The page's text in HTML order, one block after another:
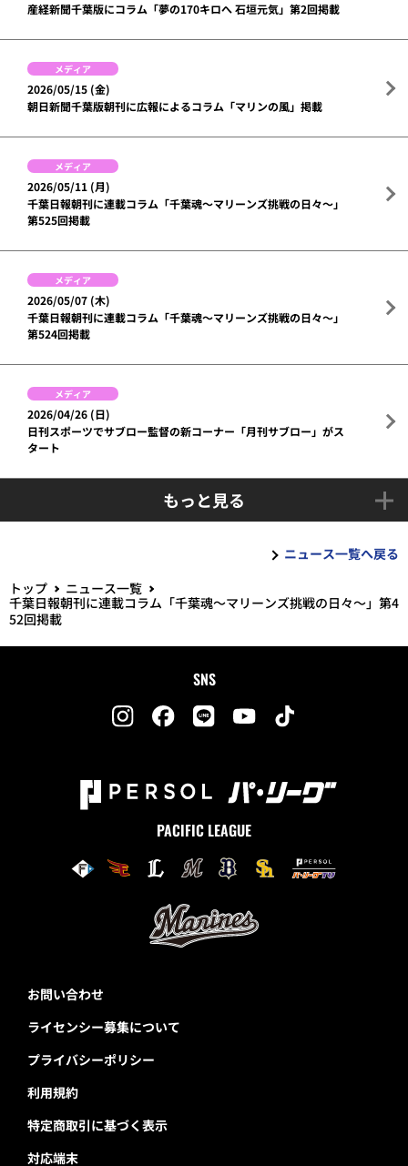
産経新聞千葉版にコラム「夢の170キロへ 石垣元気」第2回掲載
メディア
2026/05/15 (金)
朝日新聞千葉版朝刊に広報によるコラム「マリンの風」掲載
メディア
2026/05/11 (月)
千葉日報朝刊に連載コラム「千葉魂～マリーンズ挑戦の日々～」
第525回掲載
メディア
2026/05/07 (木)
千葉日報朝刊に連載コラム「千葉魂～マリーンズ挑戦の日々～」
第524回掲載
メディア
2026/04/26 (日)
日刊スポーツでサブロー監督の新コーナー「月刊サブロー」がス
タート
もっと見る
ニュース一覧へ戻る
トップ
ニュース一覧
千葉日報朝刊に連載コラム「千葉魂～マリーンズ挑戦の日々～」第4
52回掲載
SNS
PACIFIC LEAGUE
お問い合わせ
ライセンシー募集について
プライバシーポリシー
利用規約
特定商取引に基づく表示
対応端末